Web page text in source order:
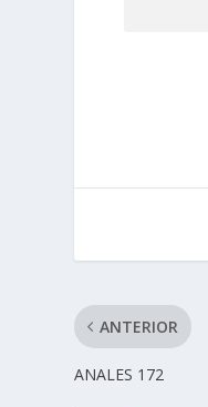
ANTERIOR
ANALES 172